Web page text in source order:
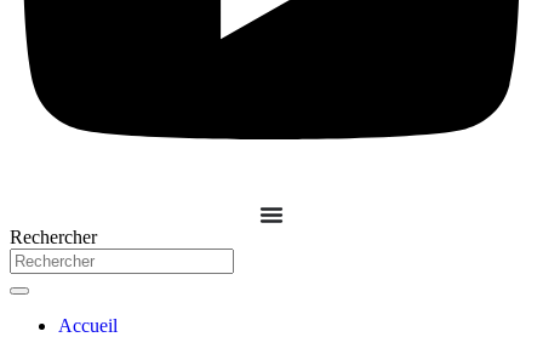
Rechercher
Accueil